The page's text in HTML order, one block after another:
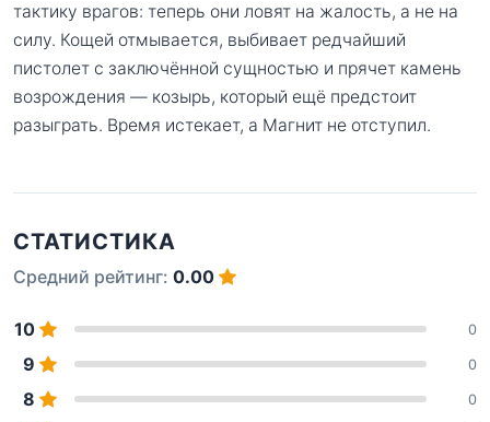
тактику врагов: теперь они ловят на жалость, а не на
силу. Кощей отмывается, выбивает редчайший
пистолет с заключённой сущностью и прячет камень
возрождения — козырь, который ещё предстоит
разыграть. Время истекает, а Магнит не отступил.
СТАТИСТИКА
Средний рейтинг: 0.00
10 0
9 0
8 0